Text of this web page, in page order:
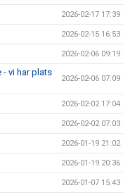
2026-02-17 17:39
2026-02-15 16:53
2026-02-06 09:19
- vi har plats
2026-02-06 07:09
2026-02-02 17:04
2026-02-02 07:03
2026-01-19 21:02
2026-01-19 20:36
2026-01-07 15:43